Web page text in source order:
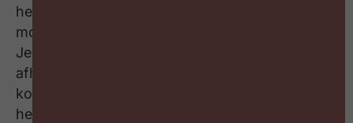
hem maak ik de business case van interne
mobiliteit. Het loont hierop in te zetten zegt hij:
Je maakt jezelf op die manier minder
afhankelijk van extern talent; je haalt er de
kosten voor rekrutering mee naar beneden en
het draagt bij tot de productiviteit van de